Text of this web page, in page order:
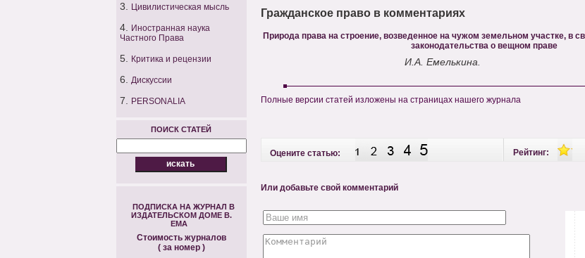
3. Цивилистическая мысль
4.
Иностранная наука
Частного Права
5. Критика и рецензии
6. Дискуссии
7. PERSONALIA
ПОИСК СТАТЕЙ
ПОДПИСКА НА ЖУРНАЛ В
ИЗДАТЕЛЬСКОМ ДОМЕ В.
ЕМА
Стоимость журналов
( за номер )
Гражданское право в комментариях
Природа права на строение, возведенное на чужом земельном участке, в
законодательства о вещном праве
И.А. Емелькина.
Полные версии статей изложены на страницах нашего журнала
Оцените статью: Рейтинг:
Или добавьте свой комментарий